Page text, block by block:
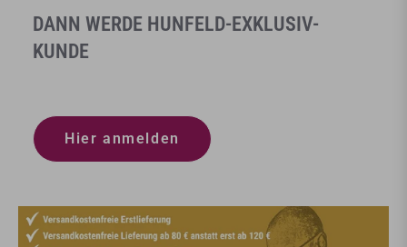
DANN WERDE HUNFELD-EXKLUSIV-
KUNDE
Hier anmelden